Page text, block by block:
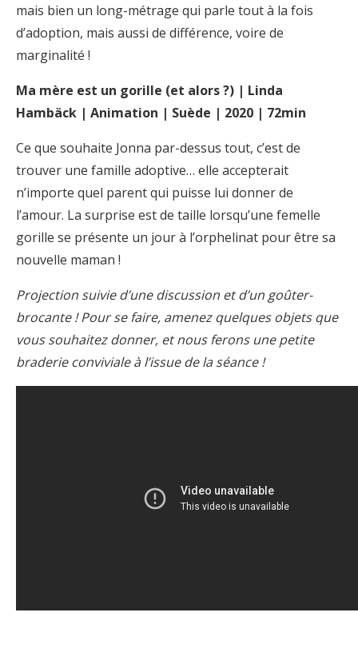
mais bien un long-métrage qui parle tout à la fois
d’adoption, mais aussi de différence, voire de
marginalité !
Ma mère est un gorille (et alors ?) | Linda
Hambäck | Animation | Suède | 2020 | 72min
Ce que souhaite Jonna par-dessus tout, c’est de
trouver une famille adoptive… elle accepterait
n’importe quel parent qui puisse lui donner de
l’amour. La surprise est de taille lorsqu’une femelle
gorille se présente un jour à l’orphelinat pour être sa
nouvelle maman !
Projection suivie d’une discussion et d’un goûter-
brocante ! Pour se faire, amenez quelques objets que
vous souhaitez donner, et nous ferons une petite
braderie conviviale à l’issue de la séance !